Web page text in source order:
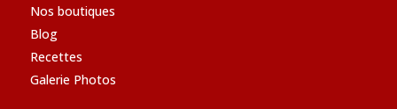
Nos boutiques
Blog
Recettes
Galerie Photos